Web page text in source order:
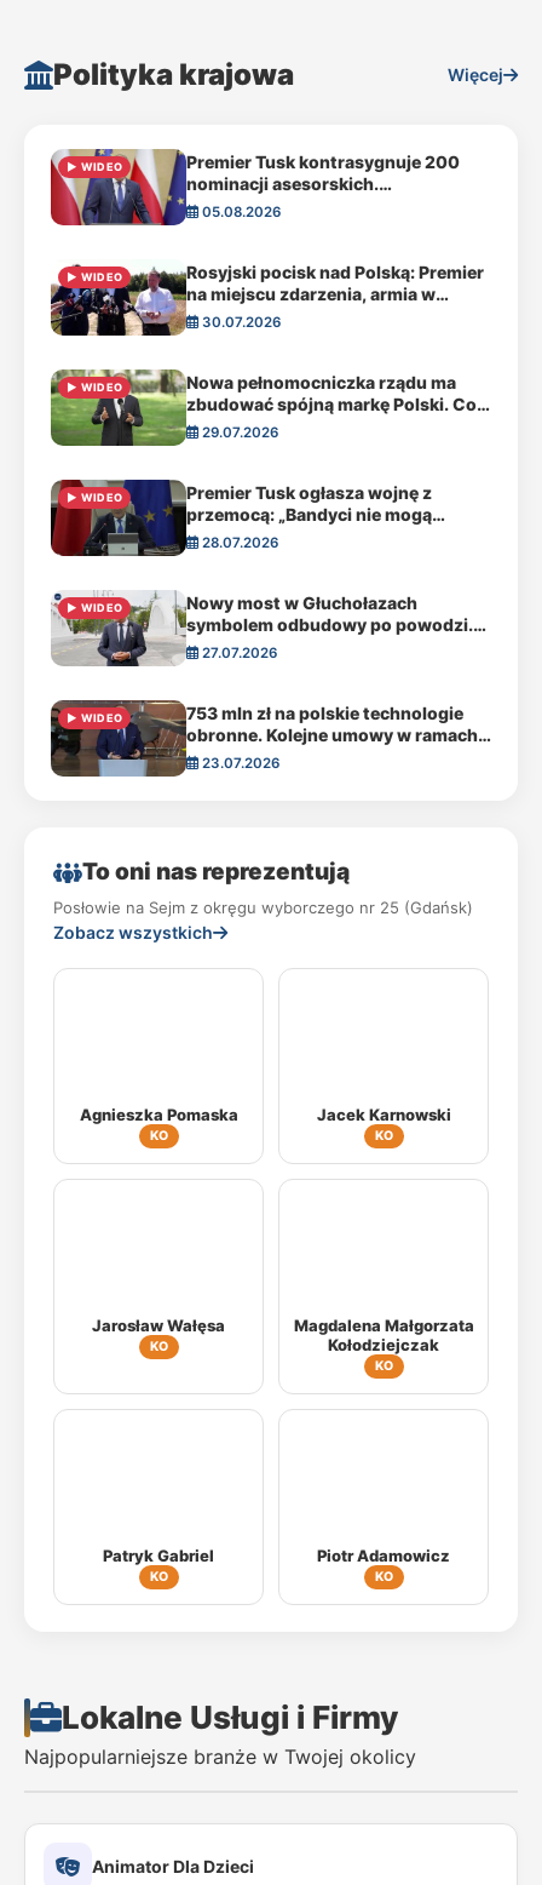
Polityka krajowa Więcej
▶ WIDEO
Premier Tusk kontrasygnuje 200
nominacji asesorskich.
Konstytucyjny spór z prezydentem
05.08.2026
▶ WIDEO
Rosyjski pocisk nad Polską: Premier
na miejscu zdarzenia, armia w
gotowości do zestrzelenia
30.07.2026
▶ WIDEO
Nowa pełnomocniczka rządu ma
zbudować spójną markę Polski. Co
to oznacza dla Gdańska?
29.07.2026
▶ WIDEO
Premier Tusk ogłasza wojnę z
przemocą: „Bandyci nie mogą
dyktować zasad”
28.07.2026
▶ WIDEO
Nowy most w Głuchołazach
symbolem odbudowy po powodzi.
Rząd przeznaczył 11 mld zł na
27.07.2026
▶ WIDEO
753 mln zł na polskie technologie
obronne. Kolejne umowy w ramach
programu PERUN
23.07.2026
To oni nas reprezentują
Posłowie na Sejm z okręgu wyborczego nr 25 (Gdańsk)
Zobacz wszystkich
Agnieszka Pomaska
KO
Jacek Karnowski
KO
Jarosław Wałęsa
KO
Magdalena Małgorzata
Kołodziejczak
KO
Patryk Gabriel
KO
Piotr Adamowicz
KO
Lokalne Usługi i Firmy
Najpopularniejsze branże w Twojej okolicy
Animator Dla Dzieci